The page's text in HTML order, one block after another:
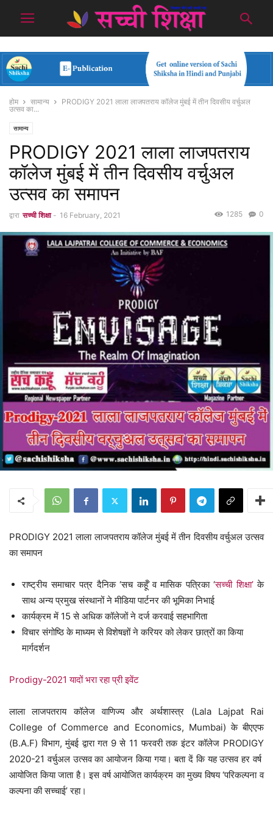
होम सामान्य
PRODIGY 2021 लाला लाजपतराय कॉलेज मुंबई में तीन दिवसीय वर्चुअल
उत्सव का...
सामान्य
PRODIGY 2021 लाला लाजपतराय
कॉलेज मुंबई में तीन दिवसीय वर्चुअल
उत्सव का समापन
द्वारा सच्ची शिक्षा - 16 February, 2021 0
1285
PRODIGY 2021 लाला लाजपतराय कॉलेज मुंबई में तीन दिवसीय वर्चुअल उत्सव
का समापन
राष्ट्रीय समाचार पत्र दैनिक ‘सच कहूँ’ व मासिक पत्रिका ‘सच्ची शिक्षा’के
साथ अन्य प्रमुख संस्थानों ने मीडिया पार्टनर की भूमिका निभाई
कार्यक्रम में 15 से अधिक कॉलेजों ने दर्ज करवाई सहभागिता
विचार संगोष्ठि के माध्यम से विशेषज्ञों ने करियर को लेकर छात्रों का किया
मार्गदर्शन
Prodigy-2021 यादों भरा रहा प्री इवेंट
लाला लाजपतराय कॉलेज वाणिज्य और अर्थशास्त्र (Lala Lajpat Rai
College of Commerce and Economics, Mumbai) के बीएएफ
(B.A.F) विभाग, मुंबई द्वारा गत 9 से 11 फरवरी तक इंटर कॉलेज PRODIGY
2020-21 वर्चुअल उत्सव का आयोजन किया गया। बता दें कि यह उत्सव हर वर्ष
आयोजित किया जाता है। इस वर्ष आयोजित कार्यक्रम का मुख्य विषय ‘परिकल्पना व
कल्पना की सच्चाई’ रहा।